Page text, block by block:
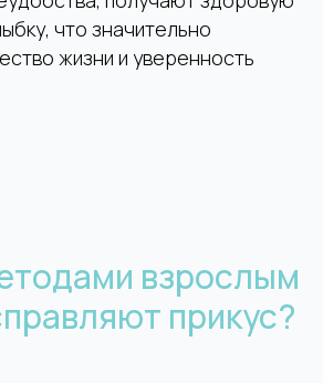
что значительно
жизни и уверенность
взрослым
прикус?